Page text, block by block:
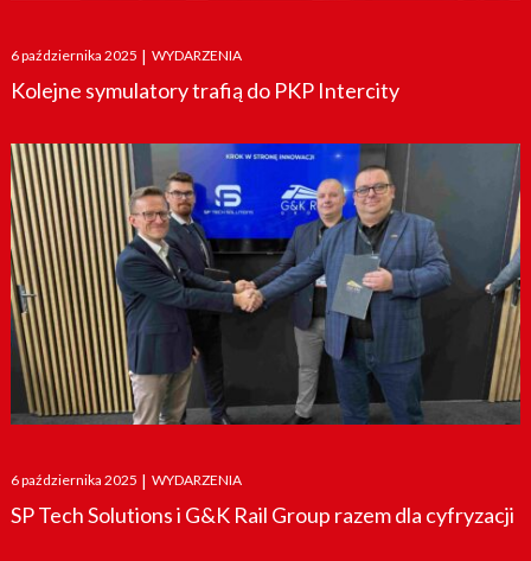
Posted
on
6 października 2025 | WYDARZENIA
Kolejne symulatory trafią do PKP Intercity
Posted
on
6 października 2025 | WYDARZENIA
SP Tech Solutions i G&K Rail Group razem dla cyfryzacji